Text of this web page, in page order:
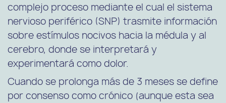
complejo proceso mediante el cual el sistema
nervioso periférico (SNP) trasmite información
sobre estímulos nocivos hacia la médula y al
cerebro, donde se interpretará y
experimentará como dolor.
Cuando se prolonga más de 3 meses se define
por consenso como crónico (aunque esta sea